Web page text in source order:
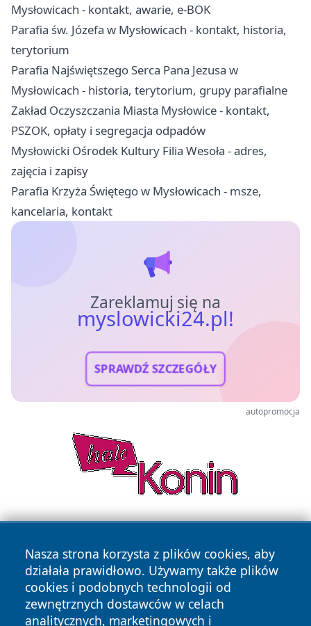
Mysłowicach - kontakt, awarie, e-BOK
Parafia św. Józefa w Mysłowicach - kontakt, historia,
terytorium
Parafia Najświętszego Serca Pana Jezusa w
Mysłowicach - historia, terytorium, grupy parafialne
Zakład Oczyszczania Miasta Mysłowice - kontakt,
PSZOK, opłaty i segregacja odpadów
Mysłowicki Ośrodek Kultury Filia Wesoła - adres,
zajęcia i zapisy
Parafia Krzyża Świętego w Mysłowicach - msze,
kancelaria, kontakt
Zareklamuj się na
myslowicki24.pl!
SPRAWDŹ SZCZEGÓŁY
autopromocja
Nasza strona korzysta z plików cookies, aby
działała prawidłowo. Używamy także plików
cookies i podobnych technologii od
zewnętrznych dostawców w celach
analitycznych, marketingowych i
Copyright © 2026 myslowicki24.pl Wszystkie prawa
zastrzeżone.